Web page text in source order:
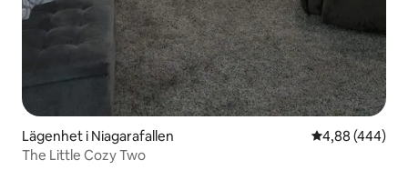
Lägenhet i Niagarafallen 4,88 av 5 i
4,88 (444)
The Little Cozy Two